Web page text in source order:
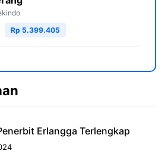
Rp 5.399.405
Erlangga Terlengkap